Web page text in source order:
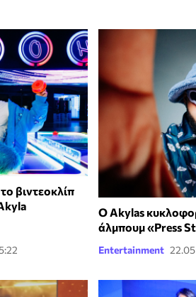
βιντεοκλίπ
Ο Akylas
άλμπουμ «Press
Entertainment